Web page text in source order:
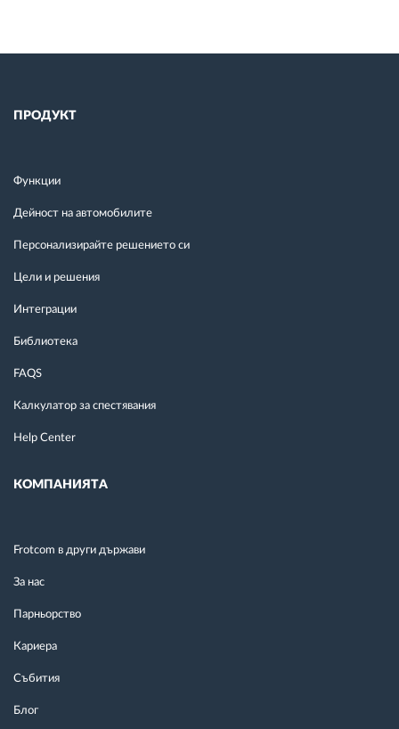
ПРОДУКТ
Функции
Дейност на автомобилите
Персонализирайте решението си
Цели и решения
Интеграции
Библиотека
FAQS
Калкулатор за спестявания
Help Center
КОМПАНИЯТА
Frotcom в други държави
За нас
Парньорство
Кариера
Събития
Блог